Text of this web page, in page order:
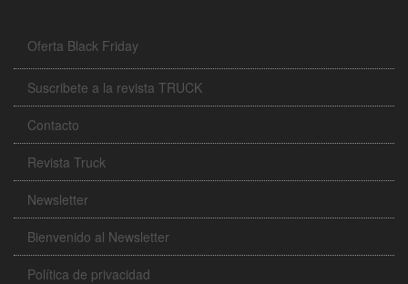
Oferta Black Friday
Suscribete a la revista TRUCK
Contacto
Revista Truck
Newsletter
Bienvenido al Newsletter
Política de privacidad